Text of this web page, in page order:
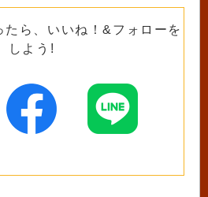
たら、いいね！&フォローを
しよう!